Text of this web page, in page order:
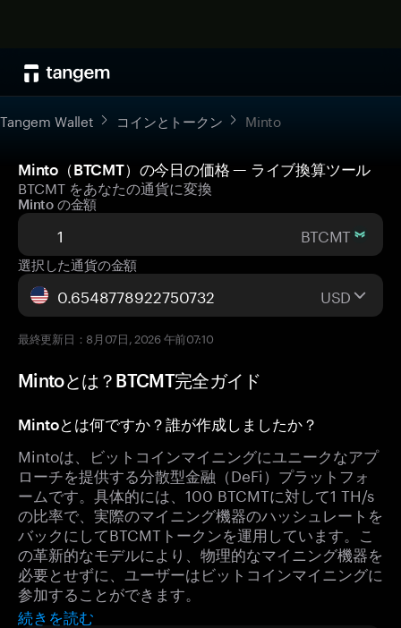
Tangem Wallet コインとトークン Minto
Minto（BTCMT）の今日の価格 — ライブ換算ツール
BTCMT をあなたの通貨に変換
Minto の金額
BTCMT
選択した通貨の金額
USD
最終更新日：8月07日, 2026 午前07:10
Mintoとは？BTCMT完全ガイド
Mintoとは何ですか？誰が作成しましたか？
Mintoは、ビットコインマイニングにユニークなアプ
ローチを提供する分散型金融（DeFi）プラットフォ
ームです。具体的には、100 BTCMTに対して1 TH/s
の比率で、実際のマイニング機器のハッシュレートを
バックにしてBTCMTトークンを運用しています。こ
の革新的なモデルにより、物理的なマイニング機器を
必要とせずに、ユーザーはビットコインマイニングに
参加することができます。
続きを読む